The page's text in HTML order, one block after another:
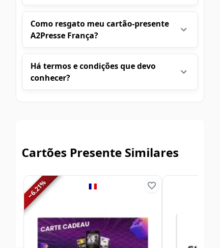
Como resgato meu cartão-presente
A2Presse França?
Há termos e condições que devo
conhecer?
Cartões Presente Similares
−
6.21
%